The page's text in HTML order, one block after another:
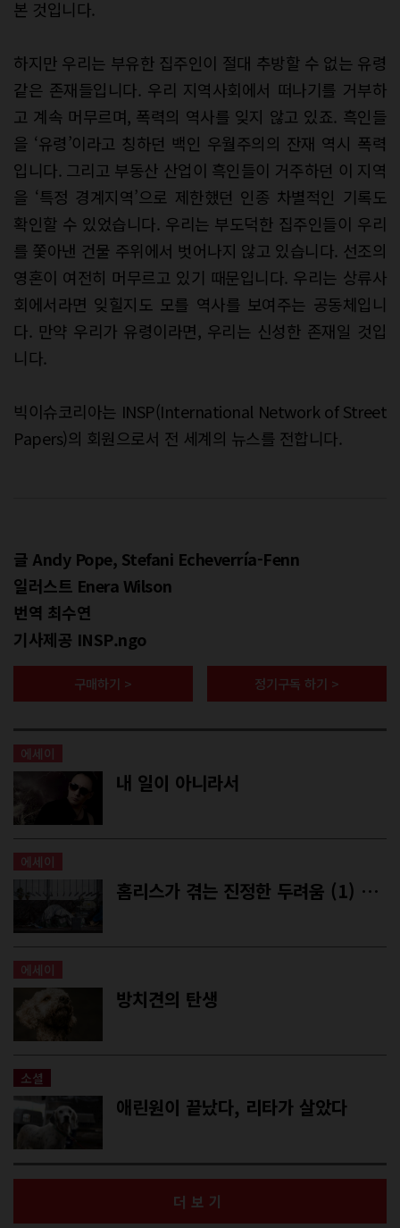
본 것입니다.
하지만 우리는 부유한 집주인이 절대 추방할 수 없는 유령
같은 존재들입니다. 우리 지역사회에서 떠나기를 거부하
고 계속 머무르며, 폭력의 역사를 잊지 않고 있죠. 흑인들
을 ‘유령’이라고 칭하던 백인 우월주의의 잔재 역시 폭력
입니다. 그리고 부동산 산업이 흑인들이 거주하던 이 지역
을 ‘특정 경계지역’으로 제한했던 인종 차별적인 기록도
확인할 수 있었습니다. 우리는 부도덕한 집주인들이 우리
를 쫓아낸 건물 주위에서 벗어나지 않고 있습니다. 선조의
영혼이 여전히 머무르고 있기 때문입니다. 우리는 상류사
회에서라면 잊힐지도 모를 역사를 보여주는 공동체입니
다. 만약 우리가 유령이라면, 우리는 신성한 존재일 것입
니다.
빅이슈코리아는 INSP(International Network of Street
Papers)의 회원으로서 전 세계의 뉴스를 전합니다.
글 Andy Pope, Stefani Echeverría-Fenn
일러스트 Enera Wilson
번역 최수연
기사제공 INSP.ngo
구매하기 > 정기구독 하기 >
에세이
내 일이 아니라서
에세이
홈리스가 겪는 진정한 두려움 (1) ― 수면마비: 홈리스를 사냥하는 악마들
에세이
방치견의 탄생
소셜
애린원이 끝났다, 리타가 살았다
더보기